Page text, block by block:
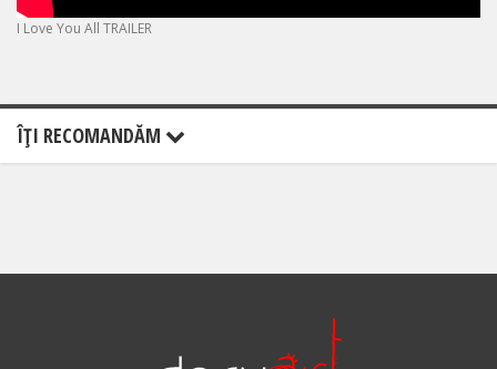
I Love You All TRAILER
ÎŢI RECOMANDĂM